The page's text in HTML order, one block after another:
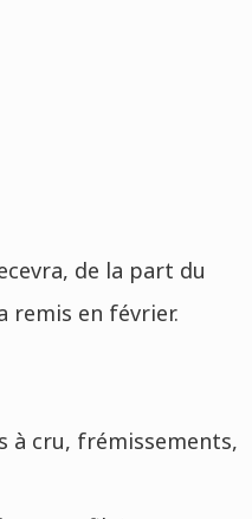
de la part du
remis en février.
à cru, frémissements,